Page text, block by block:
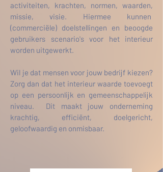
activiteiten, krachten, normen, waarden,
missie, visie. Hiermee kunnen
(commerciële) doelstellingen en beoogde
gebruikers scenario's voor het interieur
worden uitgewerkt.
Wil je dat mensen voor jouw bedrijf kiezen?
Zorg dan dat het interieur waarde toevoegt
op een persoonlijk en gemeenschappelijk
niveau. Dit maakt jouw onderneming
krachtig, efficiënt, doelgericht,
geloofwaardig en onmisbaar.